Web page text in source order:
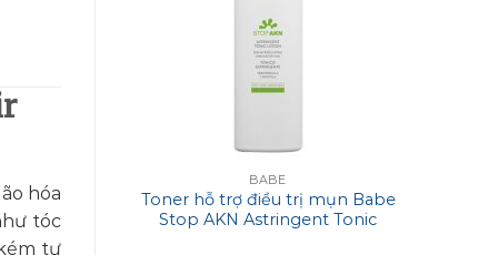
BABE
Toner hỗ trợ điều trị mụn Babe
Stop AKN Astringent Tonic
hóa
tóc
tự